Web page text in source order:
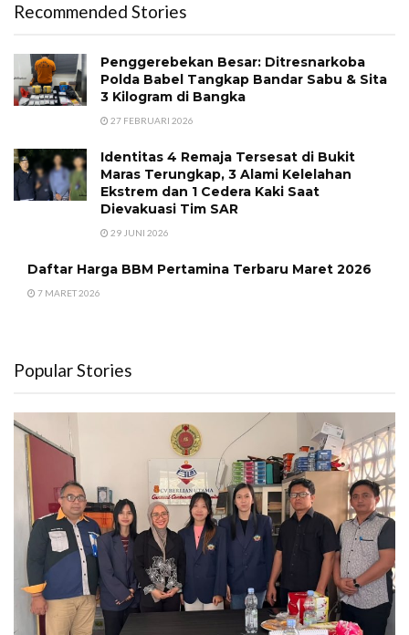
Recommended Stories
Penggerebekan Besar: Ditresnarkoba
Polda Babel Tangkap Bandar Sabu & Sita
3 Kilogram di Bangka
27 FEBRUARI 2026
Identitas 4 Remaja Tersesat di Bukit
Maras Terungkap, 3 Alami Kelelahan
Ekstrem dan 1 Cedera Kaki Saat
Dievakuasi Tim SAR
29 JUNI 2026
Daftar Harga BBM Pertamina Terbaru Maret 2026
7 MARET 2026
Popular Stories